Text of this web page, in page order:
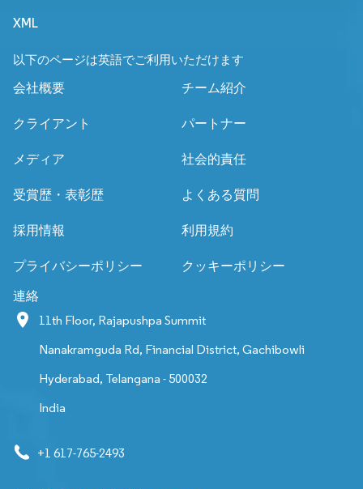
XML
以下のページは英語でご利用いただけます
会社概要 チーム紹介
クライアント パートナー
メディア 社会的責任
受賞歴・表彰歴 よくある質問
採用情報 利用規約
プライバシーポリシー クッキーポリシー
連絡
11th Floor, Rajapushpa Summit
Nanakramguda Rd, Financial District, Gachibowli
Hyderabad, Telangana - 500032
India
+1 617-765-2493